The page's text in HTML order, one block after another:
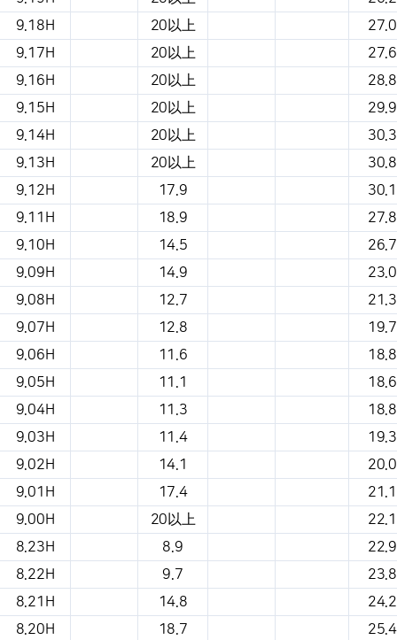
9.18H
20以上
27.0
9.17H
20以上
27.6
9.16H
20以上
28.8
9.15H
20以上
29.9
9.14H
20以上
30.3
9.13H
20以上
30.8
9.12H
17.9
30.1
9.11H
18.9
27.8
9.10H
14.5
26.7
9.09H
14.9
23.0
9.08H
12.7
21.3
9.07H
12.8
19.7
9.06H
11.6
18.8
9.05H
11.1
18.6
9.04H
11.3
18.8
9.03H
11.4
19.3
9.02H
14.1
20.0
9.01H
17.4
21.1
9.00H
20以上
22.1
8.23H
8.9
22.9
8.22H
9.7
23.8
8.21H
14.8
24.2
8.20H
18.7 25.4